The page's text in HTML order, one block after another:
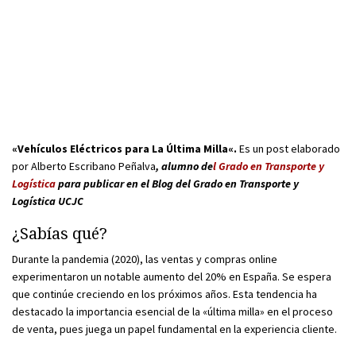
«Vehículos Eléctricos para La Última Milla«. Es un post elaborado
porAlberto Escribano Peñalva, alumno del Grado en Transporte y
Logísticapara publicar en el Blog del Grado en Transporte y
Logística UCJC
¿Sabías qué?
Durante la pandemia (2020), las ventas y compras online
experimentaron un notable aumento del 20% en España. Se espera
que continúe creciendo en los próximos años. Esta tendencia ha
destacado la importancia esencial de la «última milla» en el proceso
de venta, pues juega un papel fundamental en la experiencia cliente.